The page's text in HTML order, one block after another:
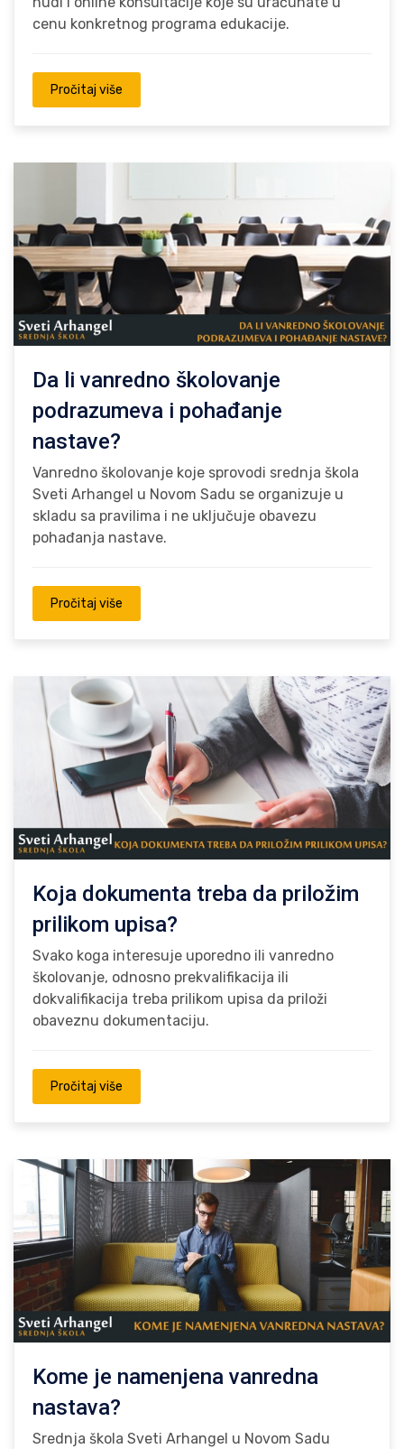
cenu konkretnog programa edukacije.
Pročitaj više
Da li vanredno školovanje
podrazumeva i pohađanje
nastave?
Vanredno školovanje koje sprovodi srednja škola
Sveti Arhangel u Novom Sadu se organizuje u
skladu sa pravilima i ne uključuje obavezu
pohađanja nastave.
Pročitaj više
Koja dokumenta treba da priložim
prilikom upisa?
Svako koga interesuje uporedno ili vanredno
školovanje, odnosno prekvalifikacija ili
dokvalifikacija treba prilikom upisa da priloži
obaveznu dokumentaciju.
Pročitaj više
Kome je namenjena vanredna
nastava?
Srednja škola Sveti Arhangel u Novom Sadu